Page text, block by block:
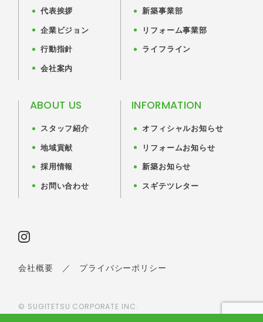
代表挨拶
企業ビジョン
行動指針
会社案内
新築事業部
リフォーム事業部
ライフライン
ABOUT US
スタッフ紹介
地域貢献
採用情報
お問い合わせ
INFORMATION
オフィシャルお知らせ
リフォームお知らせ
新築お知らせ
スギテツレター
会社概要 ／ プライバシーポリシー
© SUGITETSU CORPORATE INC.